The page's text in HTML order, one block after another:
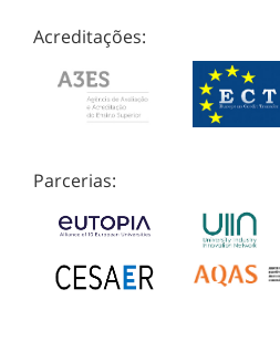
Acreditações:
Parcerias: